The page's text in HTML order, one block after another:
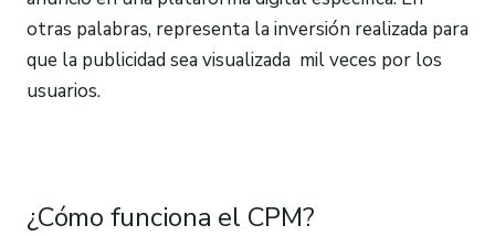
otras palabras, representa la inversión realizada para
que la publicidad sea visualizada mil veces por los
usuarios.
¿Cómo funciona el CPM?